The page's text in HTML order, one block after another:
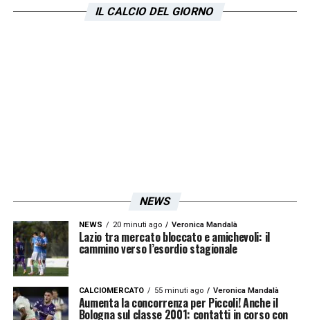
contratto in essere fino al 30 giugno del
IL CALCIO DEL GIORNO
NEWS
NEWS 20 minuti ago Veronica Mandalà
Lazio tra mercato bloccato e amichevoli: il
cammino verso l’esordio stagionale
CALCIOMERCATO 55 minuti ago Veronica Mandalà
Aumenta la concorrenza per Piccoli! Anche il
Bologna sul classe 2001: contatti in corso con